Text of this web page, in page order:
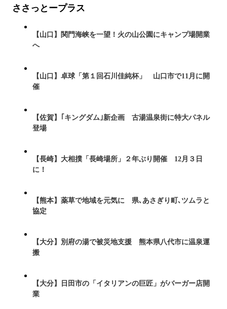
ささっとープラス
【山口】関門海峡を一望！火の山公園にキャンプ場開業
へ
【山口】卓球「第１回石川佳純杯」 山口市で11月に開
催
【佐賀】｢キングダム｣新企画 古湯温泉街に特大パネル
登場
【長崎】大相撲「長崎場所」２年ぶり開催 12月３日
に！
【熊本】薬草で地域を元気に 県､あさぎり町､ツムラと
協定
【大分】別府の湯で被災地支援 熊本県八代市に温泉運
搬
【大分】日田市の「イタリアンの巨匠」がバーガー店開
業